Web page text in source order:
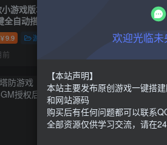
游戏版本3整合H5【小游戏整合站
全自动搭建脚本+登录注册+独家后端
安卓APP+多款游戏+自定义配置
￥9.9 游戏一键搭建
前
欢迎光临未
【本站声明】
本站主要发布原创游戏一键搭
和网站源码
购买后有任何问题都可以联系
全部资源仅供学习交流，请在